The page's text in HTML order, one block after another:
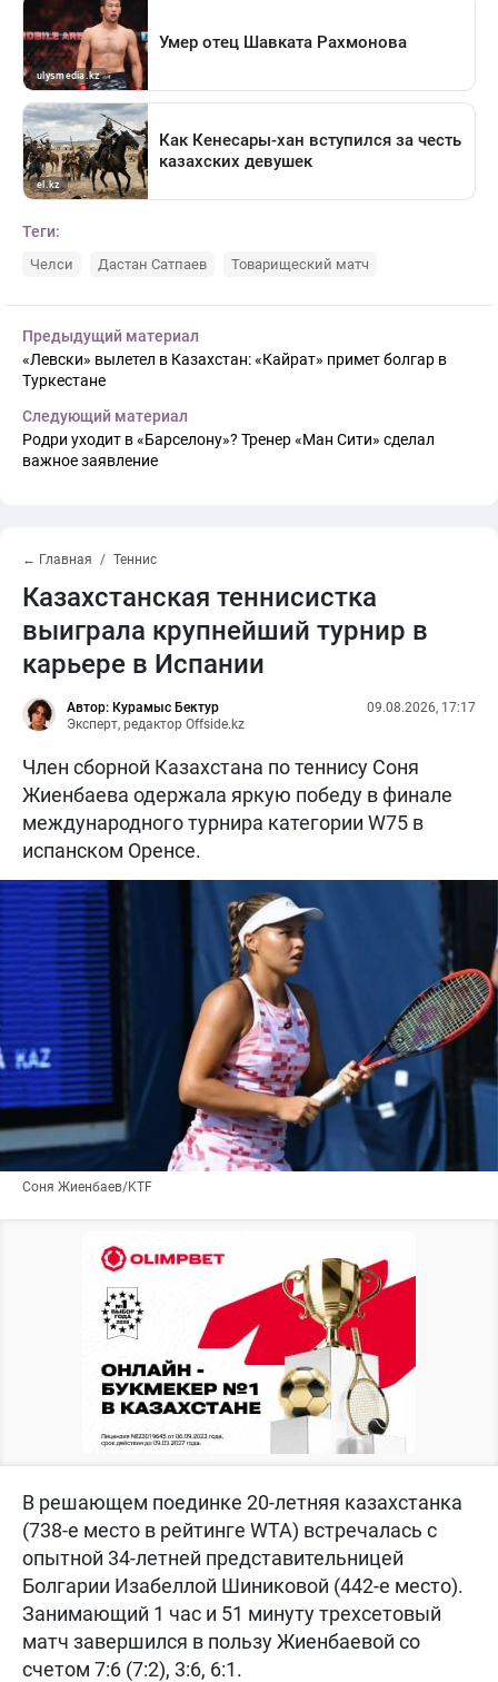
Теги:
Челси Дастан Сатпаев Товарищеский матч
Предыдущий материал
«Левски» вылетел в Казахстан: «Кайрат» примет болгар в
Туркестане
Следующий материал
Родри уходит в «Барселону»? Тренер «Ман Сити» сделал
важное заявление
← Главная Теннис
Казахстанская теннисистка
выиграла крупнейший турнир в
карьере в Испании
Автор: Курамыс Бектур
Эксперт, редактор Offside.kz
09.08.2026, 17:17
Член сборной Казахстана по теннису Соня
Жиенбаева одержала яркую победу в финале
международного турнира категории W75 в
испанском Оренсе.
Соня Жиенбаев/KTF
В решающем поединке 20-летняя казахстанка
(738-е место в рейтинге WTA) встречалась с
опытной 34-летней представительницей
Болгарии Изабеллой Шиниковой (442-е место).
Занимающий 1 час и 51 минуту трехсетовый
матч завершился в пользу Жиенбаевой со
счетом 7:6 (7:2), 3:6, 6:1.